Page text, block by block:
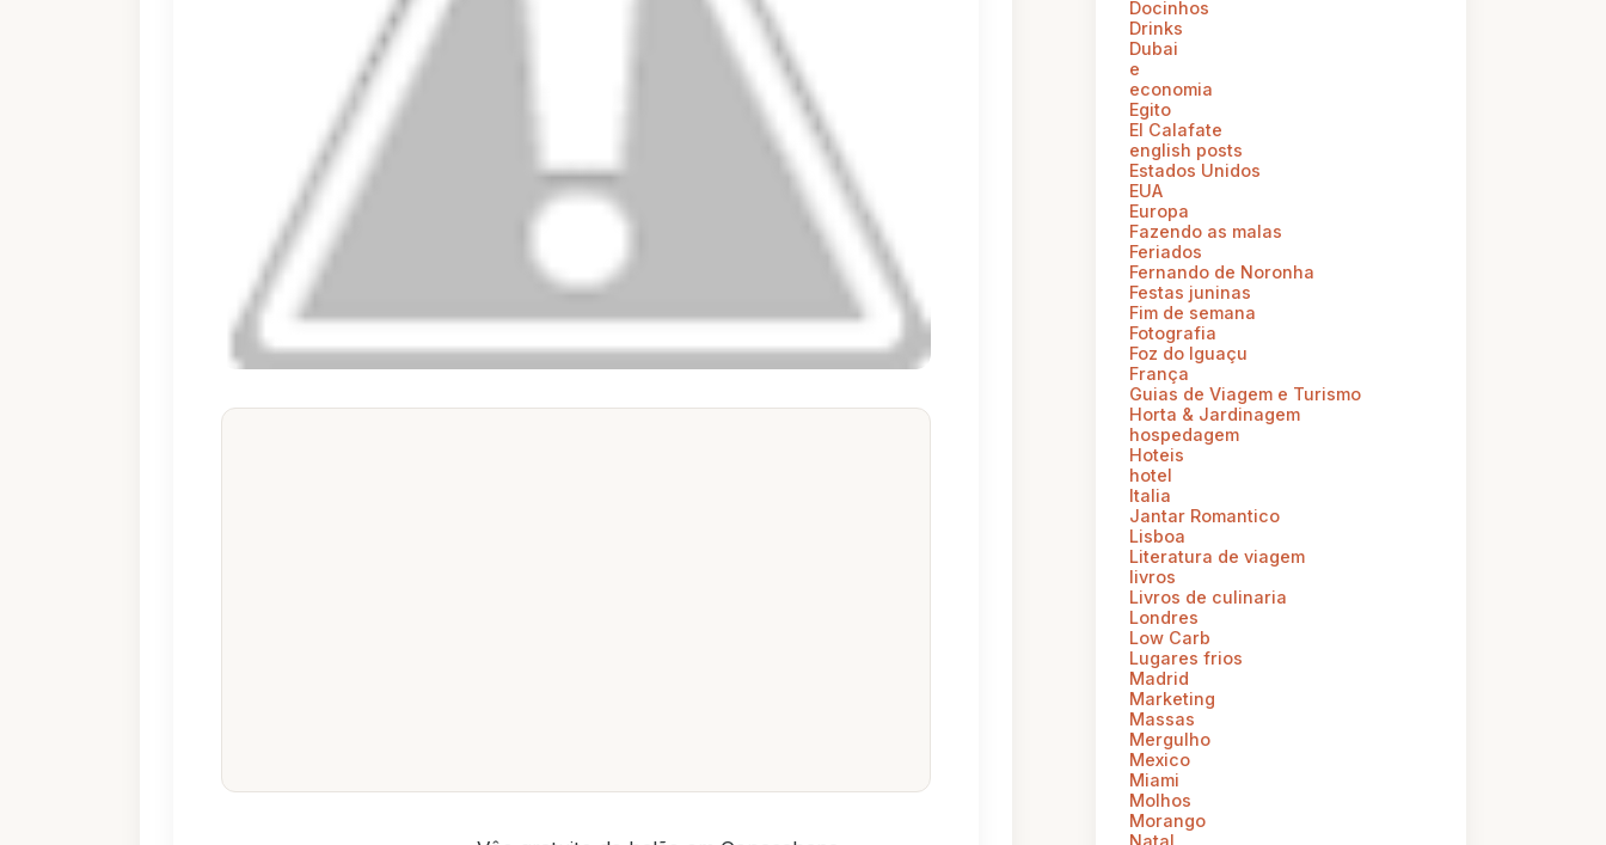
Docinhos
Drinks
Dubai
e
economia
Egito
El Calafate
english posts
Estados Unidos
EUA
Europa
Fazendo as malas
Feriados
Fernando de Noronha
Festas juninas
Fim de semana
Fotografia
Foz do Iguaçu
França
Guias de Viagem e Turismo
Horta & Jardinagem
hospedagem
Hoteis
hotel
Italia
Jantar Romantico
Lisboa
Literatura de viagem
livros
Livros de culinaria
Londres
Low Carb
Lugares frios
Madrid
Marketing
Massas
Mergulho
Mexico
Miami
Molhos
Morango
Natal